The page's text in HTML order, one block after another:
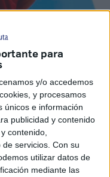
para
y/o accedemos
y procesamos
únicos e información
publicidad y contenido
contenido,
de servicios. Con su
utilizar datos de
mediante las
el mundo del fútbol
por
sub-19. Es
Puerto e Imperio
ya era un
El joven disputará